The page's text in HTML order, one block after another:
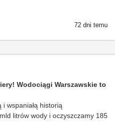
72 dni temu
Wodociągi Warszawskie to
wspaniałą historią
litrów wody i oczyszczamy 185